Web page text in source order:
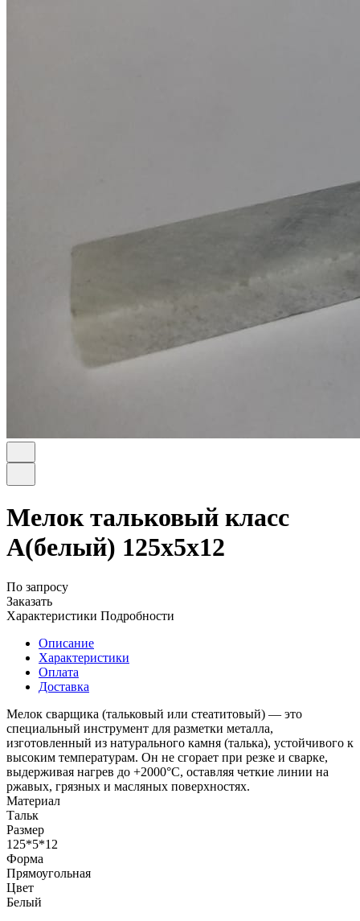
Мелок тальковый класс
А(белый) 125х5х12
По запросу
Заказать
Характеристики Подробности
Описание
Характеристики
Оплата
Доставка
Мелок сварщика (тальковый или стеатитовый) — это
специальный инструмент для разметки металла,
изготовленный из натурального камня (талька), устойчивого к
высоким температурам. Он не сгорает при резке и сварке,
выдерживая нагрев до +2000°С, оставляя четкие линии на
ржавых, грязных и масляных поверхностях.
Материал
Тальк
Размер
125*5*12
Форма
Прямоугольная
Цвет
Белый